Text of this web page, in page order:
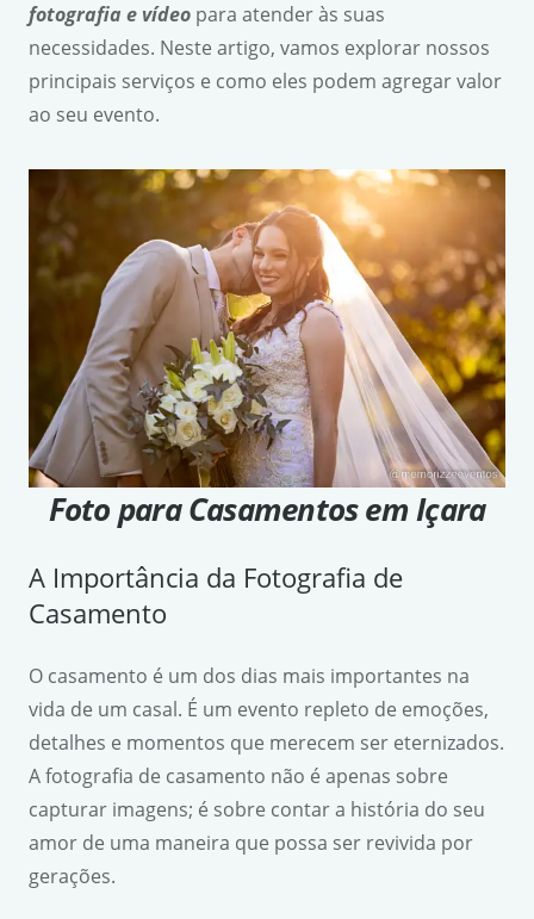
fotografia e vídeo para atender às suas
necessidades. Neste artigo, vamos explorar nossos
principais serviços e como eles podem agregar valor
ao seu evento.
Foto para Casamentos em Içara
A Importância da Fotografia de
Casamento
O casamento é um dos dias mais importantes na
vida de um casal. É um evento repleto de emoções,
detalhes e momentos que merecem ser eternizados.
A fotografia de casamento não é apenas sobre
capturar imagens; é sobre contar a história do seu
amor de uma maneira que possa ser revivida por
gerações.